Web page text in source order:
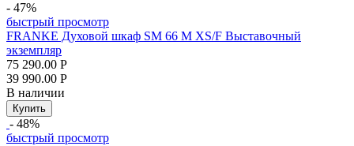
- 47%
быстрый просмотр
FRANKE Духовой шкаф SM 66 M XS/F Выставочный
экземпляр
75 290.00 Р
39 990.00 Р
В наличии
Купить
- 48%
быстрый просмотр